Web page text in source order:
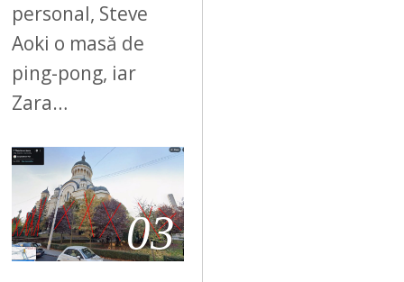
personal, Steve
Aoki o masă de
ping-pong, iar
Zara…
03